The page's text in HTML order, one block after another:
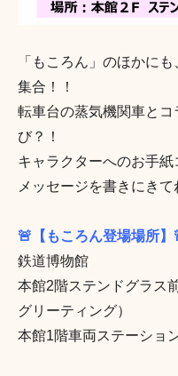
「もころん」のほかに
集合！！
転車台の蒸気機関車と
び？！
キャラクターへのお手
メッセージを書きにきて
🚨【もころん登場場所】
鉄道博物館
本館2階ステンドグラス
グリーティング）
本館1階車両ステーシ